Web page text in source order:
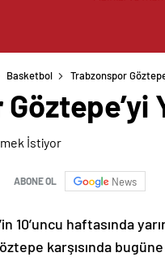
Basketbol Trabzonspor
ABONE OL News
10’uncu haftasında
karşısında